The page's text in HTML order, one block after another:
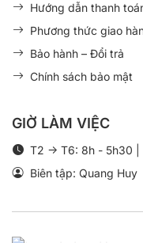
Hướng dẫn thanh
Phương thức giao
Bảo hành – Đổi trả
Chính sách bảo mật
GIỜ LÀM VIỆC
T2 -> T6: 8h - 5h30 |
Biên tập: Quang Huy